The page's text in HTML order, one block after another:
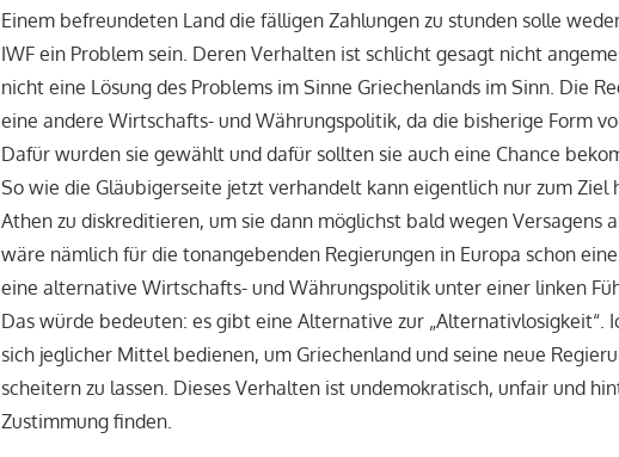
Einem befreundeten Land die fälligen Zahlungen zu stunden solle
IWF ein Problem sein. Deren Verhalten ist schlicht gesagt nicht
nicht eine Lösung des Problems im Sinne Griechenlands im Sinn. Die
eine andere Wirtschafts- und Währungspolitik, da die bisherige Form
Dafür wurden sie gewählt und dafür sollten sie auch eine Chance
So wie die Gläubigerseite jetzt verhandelt kann eigentlich nur zum Ziel
Athen zu diskreditieren, um sie dann möglichst bald wegen Versagens
wäre nämlich für die tonangebenden Regierungen in Europa schon
eine alternative Wirtschafts- und Währungspolitik unter einer linken
Das würde bedeuten: es gibt eine Alternative zur „Alternativlosigkeit“.
sich jeglicher Mittel bedienen, um Griechenland und seine neue
scheitern zu lassen. Dieses Verhalten ist undemokratisch, unfair und
Zustimmung finden.